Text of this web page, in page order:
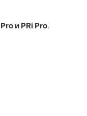
и PRi Pro.